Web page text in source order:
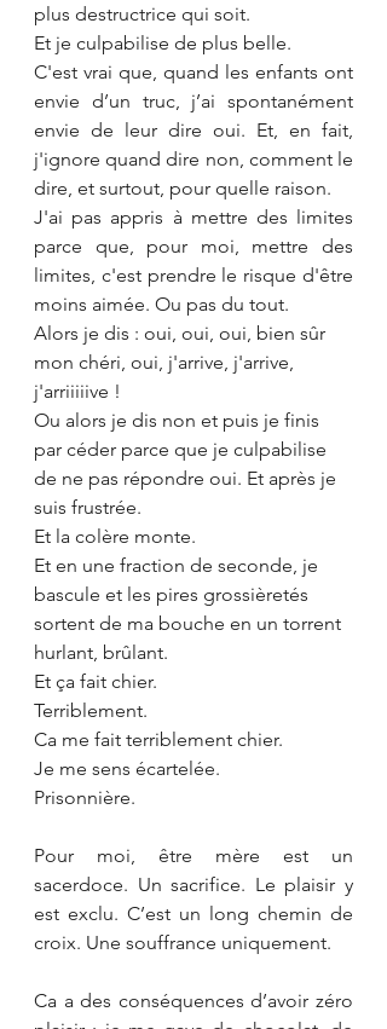
plus destructrice qui soit.
Et je culpabilise de plus belle.
C'est vrai que, quand les enfants ont
envie d’un truc, j’ai spontanément
envie de leur dire oui. Et, en fait,
j'ignore quand dire non, comment le
dire, et surtout, pour quelle raison.
J'ai pas appris à mettre des limites
parce que, pour moi, mettre des
limites, c'est prendre le risque d'être
moins aimée. Ou pas du tout.
Alors je dis : oui, oui, oui, bien sûr
mon chéri, oui, j'arrive, j'arrive,
j'arriiiiive !
Ou alors je dis non et puis je finis
par céder parce que je culpabilise
de ne pas répondre oui. Et après je
suis frustrée.
Et la colère monte.
Et en une fraction de seconde, je
bascule et les pires grossièretés
sortent de ma bouche en un torrent
hurlant, brûlant.
Et ça fait chier.
Terriblement.
Ca me fait terriblement chier.
Je me sens écartelée.
Prisonnière.
Pour moi, être mère est un
sacerdoce. Un sacrifice. Le plaisir y
est exclu. C’est un long chemin de
croix. Une souffrance uniquement.
Ca a des conséquences d’avoir zéro